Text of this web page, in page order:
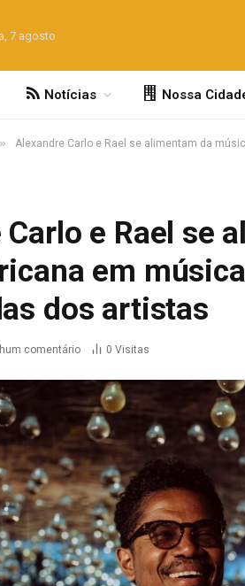
7 agosto
Notícias Nossa
» Alexandre Carlo e Rael se alimentam da
e Rael se
em
dos artistas
comentário 0 Visitas